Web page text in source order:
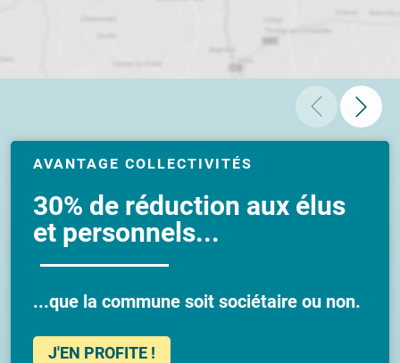
AVANTAGE COLLECTIVITÉS
30% de réduction aux élus
et personnels...
...que la commune soit sociétaire ou non.
J'EN PROFITE !